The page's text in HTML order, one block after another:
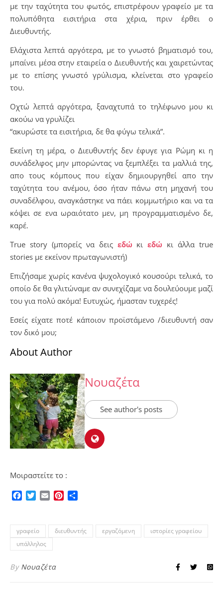
με την ταχύτητα του φωτός, επιστρέφουν γραφείο με τα
πολυπόθητα εισιτήρια στα χέρια, πριν έρθει ο
Διευθυντής.
Ελάχιστα λεπτά αργότερα, με το γνωστό βηματισμό του,
μπαίνει μέσα στην εταιρεία ο Διευθυντής και χαιρετώντας
με το επίσης γνωστό γρύλισμα, κλείνεται στο γραφείο
του.
Οχτώ λεπτά αργότερα, ξαναχτυπά το τηλέφωνο μου κι
ακούω να γρυλίζει
“ακυρώστε τα εισιτήρια, δε θα φύγω τελικά”.
Εκείνη τη μέρα, ο Διευθυντής δεν έφυγε για Ρώμη κι η
συνάδελφος μην μπορώντας να ξεμπλέξει τα μαλλιά της,
απο τους κόμπους που είχαν δημιουργηθεί απο την
ταχύτητα του ανέμου, όσο ήταν πάνω στη μηχανή του
συναδέλφου, αναγκάστηκε να πάει κομμωτήριο και να τα
κόψει σε ενα ωραιότατο μεν, μη προγραμματισμένο δε,
καρέ.
True story (μπορείς να δεις εδώ κιεδώ κι άλλα true
stories με εκείνον πρωταγωνιστή)
Επιζήσαμε χωρίς κανένα ψυχολογικό κουσούρι τελικά, το
οποίο δε θα γλιτώναμε αν συνεχίζαμε να δουλεύουμε μαζί
του για πολύ ακόμα! Ευτυχώς, ήμασταν τυχερές!
Εσείς είχατε ποτέ κάποιον προϊστάμενο /διευθυντή σαν
τον δικό μου;
About Author
Νουαζέτα
See author's posts
Μοιραστείτε το :
Facebook
TwitterEmailPinterest
γραφείο διευθυντής εργαζόμενη
ιστορίες γραφείου
υπάλληλος
By Νουαζέτα